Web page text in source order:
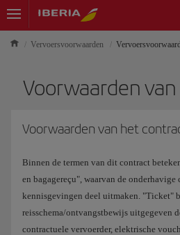
Vervoersvoorwaarden
Voorwaarden
Voorwaarden van het
Binnen de termen van dit contract
en bagagereçu", waarvan de
kennisgevingen deel uitmaken. "Ticket"
reisschema/ontvangstbewijs uitgegeven
contractuele vervoerder, elektrische